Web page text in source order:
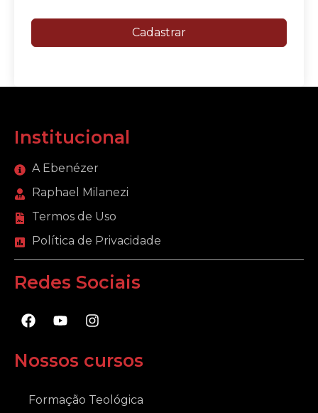
Cadastrar
Institucional
A Ebenézer
Raphael Milanezi
Termos de Uso
Política de Privacidade
Redes Sociais
F
a
e
b
o
Y
o
t
u
e
I
n
t
a
r
Nossos cursos
Formação Teológica